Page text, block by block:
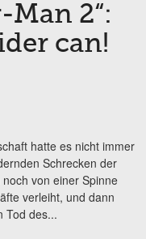
Man 2“:
can!
hatte es nicht immer
Schrecken der
von einer Spinne
verleiht, und dann
Tod des...